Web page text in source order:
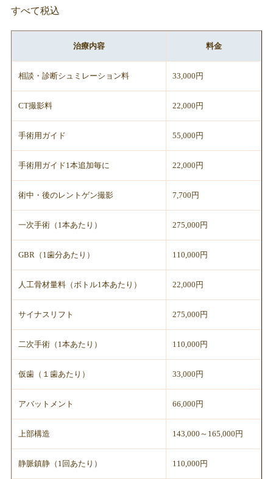
すべて税込
治療内容 料金
相談・診断シュミレーション料 33,000円
CT撮影料 22,000円
手術用ガイド 55,000円
手術用ガイド1本追加毎に 22,000円
術中・後のレントゲン撮影 7,700円
一次手術（1本あたり） 275,000円
GBR（1歯分あたり） 110,000円
人工骨材量料（ボトル1本あたり） 22,000円
サイナスリフト 275,000円
二次手術（1本あたり） 110,000円
仮歯（１歯あたり） 33,000円
アバットメント 66,000円
上部構造 143,000～165,000円
静脈鎮静（1回あたり） 110,000円